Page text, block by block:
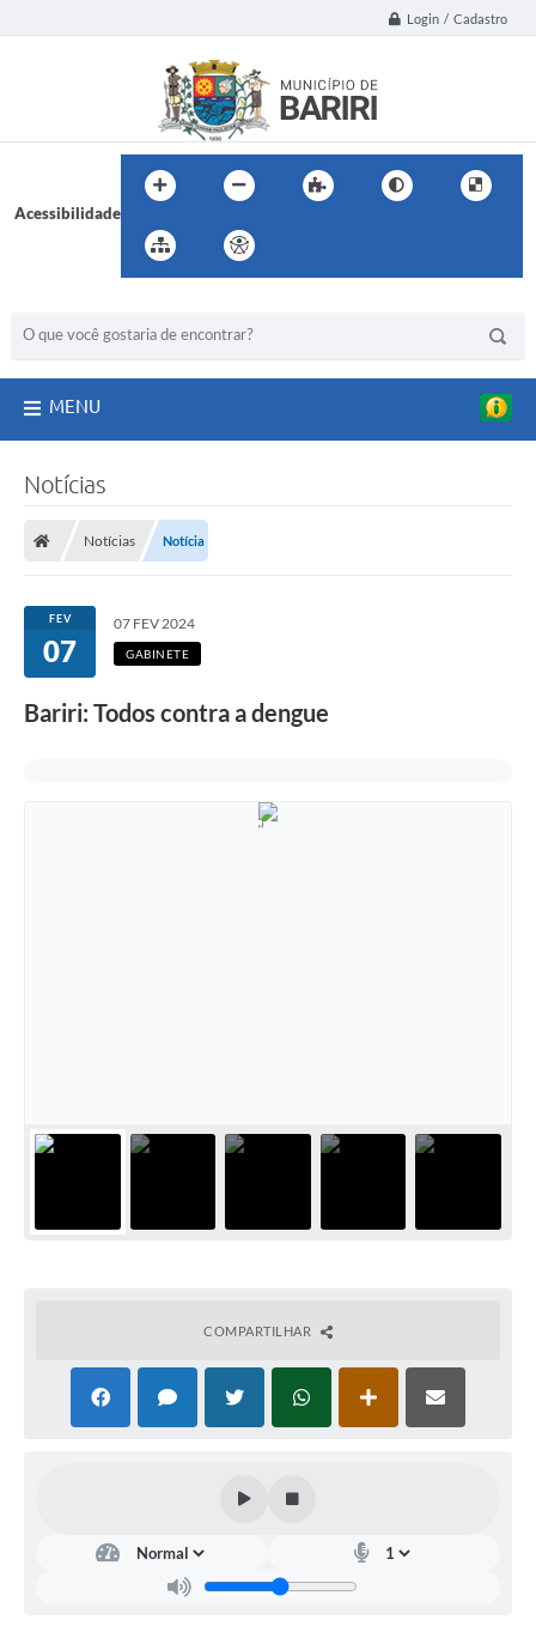
Login / Cadastro
Acessibilidade
MENU
Notícias
Notícias Notícia
FEV
07
07 FEV 2024
GABINETE
Bariri: Todos contra a dengue
COMPARTILHAR